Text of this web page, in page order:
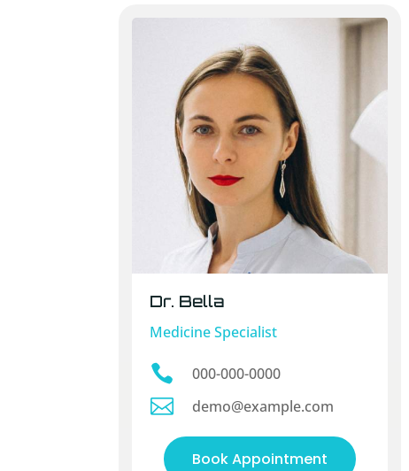
Dr. Bella
Medicine Specialist
 000-000-0000
 demo@example.com
Book Appointment